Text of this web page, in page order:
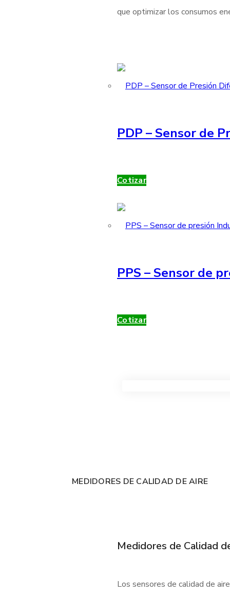
que optimizar los consumos
PDP – Sensor de
Cotizar
PPS – Sensor de
Cotizar
MEDIDORES DE CALIDAD DE AIRE
Medidores de Calidad
Los sensores de calidad de